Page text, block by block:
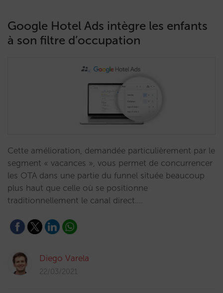
Google Hotel Ads intègre les enfants
à son filtre d’occupation
Cette amélioration, demandée particulièrement par le
segment « vacances », vous permet de concurrencer
les OTA dans une partie du funnel située beaucoup
plus haut que celle où se positionne
traditionnellement le canal direct.…
Diego Varela
22/03/2021